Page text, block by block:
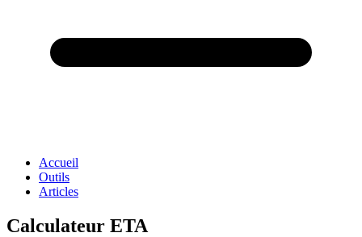
Accueil
Outils
Articles
Calculateur ETA